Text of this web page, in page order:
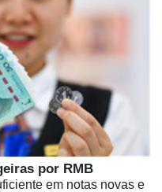
por RMB
em notas novas e